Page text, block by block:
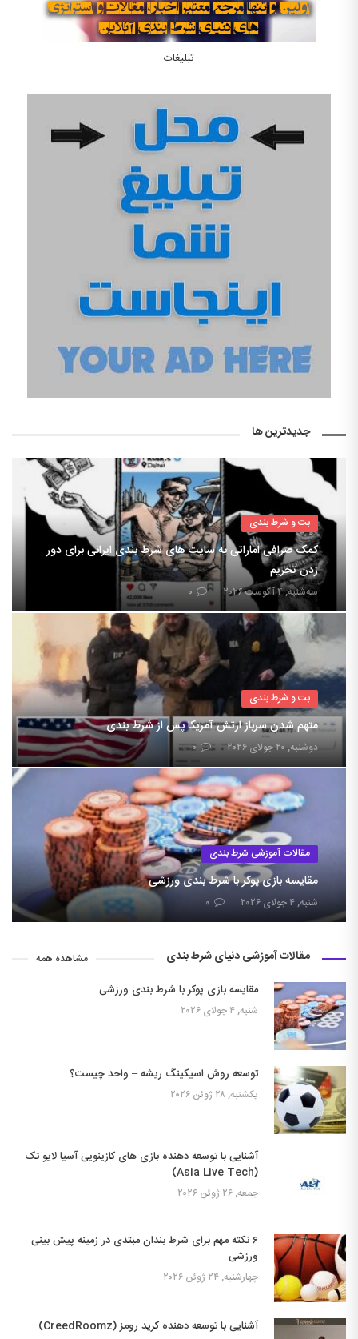
تبلیغات
جدیدترین ها
بت و شرط بندی
کمک صرافی اماراتی به سایت های شرط بندی ایرانی برای دور
زدن تحریم
سه‌شنبه, ۴ آگوست ۲۰۲۶ ۰
بت و شرط بندی
متهم شدن سرباز ارتش آمریکا پس از شرط بندی
دوشنبه, ۲۰ جولای ۲۰۲۶ ۰
مقالات آموزشی شرط بندی
مقایسه بازی پوکر با شرط بندی ورزشی
شنبه, ۴ جولای ۲۰۲۶ ۰
مقالات آموزشی دنیای شرط بندی مشاهده همه
مقایسه بازی پوکر با شرط بندی ورزشی
شنبه, ۴ جولای ۲۰۲۶
توسعه روش اسیکینگ ریشه – واحد چیست؟
یکشنبه, ۲۸ ژوئن ۲۰۲۶
آشنایی با توسعه دهنده بازی های کازینویی آسیا لایو تک
(Asia Live Tech)
جمعه, ۲۶ ژوئن ۲۰۲۶
۶ نکته مهم برای شرط بندان مبتدی در زمینه پیش بینی
ورزشی
چهارشنبه, ۲۴ ژوئن ۲۰۲۶
آشنایی با توسعه دهنده کرید رومز (CreedRoomz)